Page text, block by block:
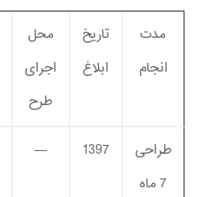
مدت
انجام
تاریخ
ابلاغ
محل
اجرای
طرح
طراحی
7 ماه
1397
—